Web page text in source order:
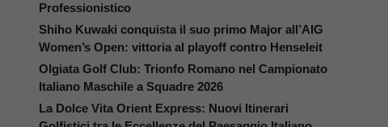
Professionistico
Shiho Kuwaki conquista il suo primo Major all’AIG
Women’s Open: vittoria al playoff contro Henseleit
Olgiata Golf Club: Trionfo Romano nel Campionato
Italiano Maschile a Squadre 2026
La Dolce Vita Orient Express: Nuovi Itinerari